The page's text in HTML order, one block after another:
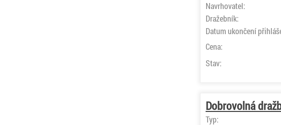
Navrhovatel:
Dražebník:
Datum ukončení
Cena:
Stav:
Dobrovolná
Typ: